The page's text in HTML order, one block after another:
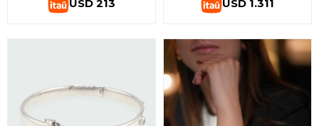
USD 213 USD 1.311